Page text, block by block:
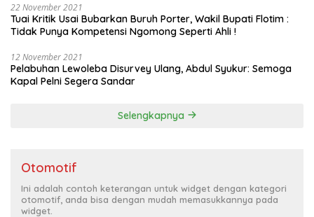
22 November 2021
Tuai Kritik Usai Bubarkan Buruh Porter, Wakil Bupati Flotim :
Tidak Punya Kompetensi Ngomong Seperti Ahli !
12 November 2021
Pelabuhan Lewoleba Disurvey Ulang, Abdul Syukur: Semoga
Kapal Pelni Segera Sandar
Selengkapnya
Otomotif
Ini adalah contoh keterangan untuk widget dengan kategori
otomotif, anda bisa dengan mudah memasukkannya pada
widget.